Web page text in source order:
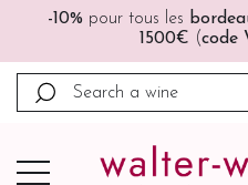
🚚🚚Port offertà